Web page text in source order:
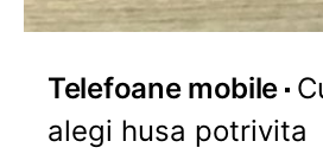
Telefoane mobile
alegi husa potrivita